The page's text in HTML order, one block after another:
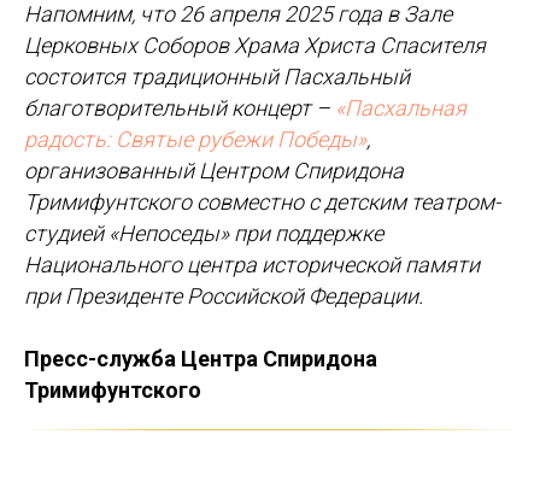
Напомним, что 26 апреля 2025 года в Зале
Церковных Соборов Храма Христа Спасителя
состоится традиционный Пасхальный
благотворительный концерт – «Пасхальная
радость: Святые рубежи Победы»,
организованный Центром Спиридона
Тримифунтского совместно с детским театром-
студией «Непоседы» при поддержке
Национального центра исторической памяти
при Президенте Российской Федерации.
Пресс-служба Центра Спиридона
Тримифунтского